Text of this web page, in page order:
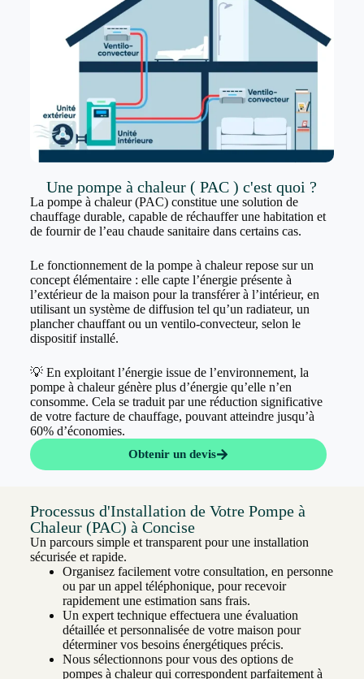
Une pompe à chaleur ( PAC ) c'est quoi ?
La pompe à chaleur (PAC) constitue une solution de
chauffage durable, capable de réchauffer une habitation et
de fournir de l’eau chaude sanitaire dans certains cas.
Le fonctionnement de la pompe à chaleur repose sur un
concept élémentaire : elle capte l’énergie présente à
l’extérieur de la maison pour la transférer à l’intérieur, en
utilisant un système de diffusion tel qu’un radiateur, un
plancher chauffant ou un ventilo-convecteur, selon le
dispositif installé.
💡 En exploitant l’énergie issue de l’environnement, la
pompe à chaleur génère plus d’énergie qu’elle n’en
consomme. Cela se traduit par une réduction significative
de votre facture de chauffage, pouvant atteindre jusqu’à
60% d’économies.
Obtenir un devis
Processus d'Installation de Votre Pompe à
Chaleur (PAC) à Concise
Un parcours simple et transparent pour une installation
sécurisée et rapide.
Organisez facilement votre consultation, en personne
ou par un appel téléphonique, pour recevoir
rapidement une estimation sans frais.
Un expert technique effectuera une évaluation
détaillée et personnalisée de votre maison pour
déterminer vos besoins énergétiques précis.
Nous sélectionnons pour vous des options de
pompes à chaleur qui correspondent parfaitement à